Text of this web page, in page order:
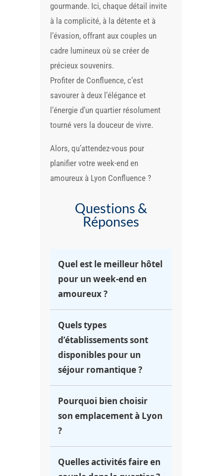
gourmande. Ici, chaque détail invite
à la complicité, à la détente et à
l’évasion, offrant aux couples un
cadre lumineux où se créer de
précieux souvenirs.
Profiter de Confluence, c’est
savourer à deux l’élégance et
l’énergie d’un quartier résolument
tourné vers la douceur de vivre.
Alors, qu’attendez-vous pour
planifier votre week-end en
amoureux à Lyon Confluence ?
Questions &
Réponses
Quel est le meilleur hôtel
pour un week-end en
amoureux ?
excellent choix avec ses
chambres modernes et sa
vue romantique sur la
Saône.
Quels types
d’établissements sont
disponibles pour un
séjour romantique ?
vue, des établissements
avec spa, ou encore des
hébergements de charme
Pourquoi bien choisir
son emplacement à Lyon
?
d’accéder facilement aux
Quelles activités faire en